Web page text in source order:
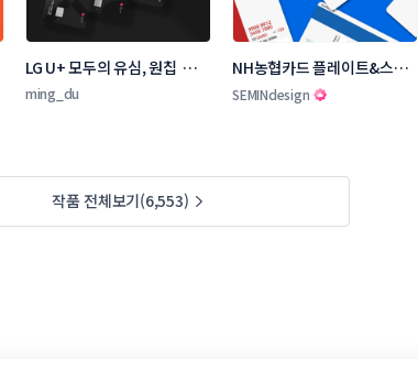
LG U+ 모두의 유심, 원칩  디자
인 공모
ming_du
NH농협카드 플레이트&스티
커 디자인 콘테스트
SEMINdesign
작품 전체보기(6,553)